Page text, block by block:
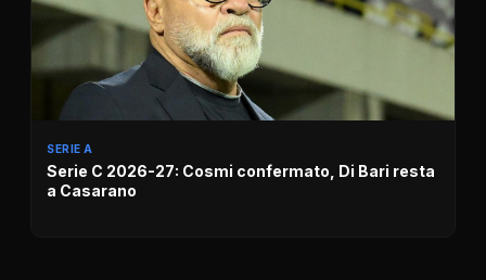
SERIE A
Serie C 2026-27: Cosmi confermato, Di Bari resta
a Casarano